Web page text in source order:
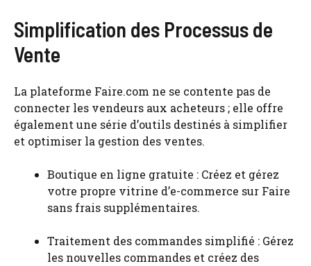
Simplification des Processus de
Vente
La plateforme Faire.com ne se contente pas de
connecter les vendeurs aux acheteurs ; elle offre
également une série d’outils destinés à simplifier
et optimiser la gestion des ventes.
Boutique en ligne gratuite : Créez et gérez
votre propre vitrine d’e-commerce sur Faire
sans frais supplémentaires.
Traitement des commandes simplifié : Gérez
les nouvelles commandes et créez des